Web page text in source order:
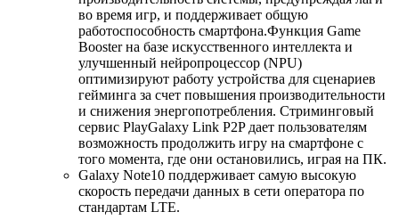
во время игр, и поддерживает общую
работоспособность смартфона.Функция Game
Booster на базе искусственного интеллекта и
улучшенный нейропроцессор (NPU)
оптимизируют работу устройства для сценариев
гейминга за счет повышения производительности
и снижения энергопотребления. Стриминговый
сервис PlayGalaxy Link P2P дает пользователям
возможность продолжить игру на смартфоне с
того момента, где они остановились, играя на ПК.
Galaxy Note10 поддерживает самую высокую
скорость передачи данных в сети оператора по
стандартам LTE.